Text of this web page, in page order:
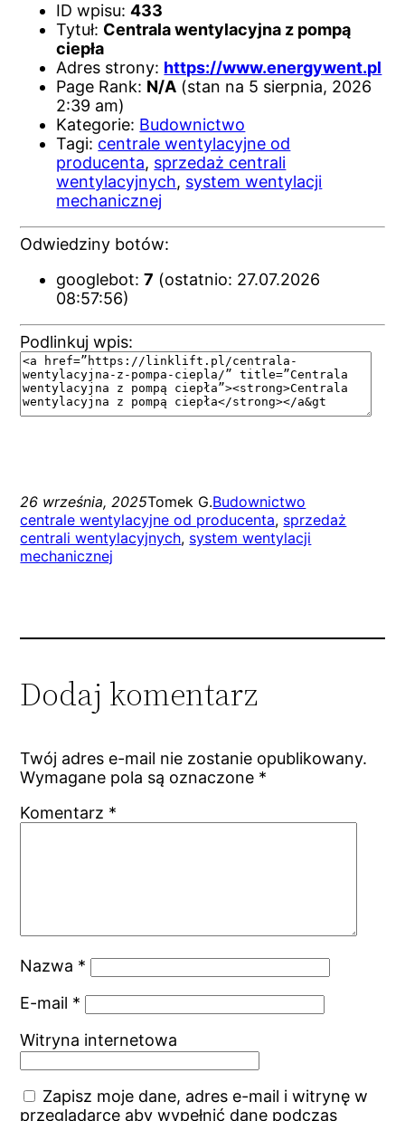
ID wpisu:433
Tytuł: Centrala wentylacyjna z pompą
ciepła
Adres strony: https://www.energywent.pl
Page Rank: N/A (stan na 5 sierpnia, 2026
2:39 am)
Kategorie: Budownictwo
Tagi: centrale wentylacyjne od
producenta, sprzedaż centrali
wentylacyjnych, system wentylacji
mechanicznej
Odwiedziny botów:
googlebot:7 (ostatnio: 27.07.2026
08:57:56)
Podlinkuj wpis:
26 września, 2025Tomek G.Budownictwo
centrale wentylacyjne od producenta, sprzedaż
centrali wentylacyjnych, system wentylacji
mechanicznej
Dodaj komentarz
Twój adres e-mail nie zostanie opublikowany.
Wymagane pola są oznaczone *
Komentarz *
Nazwa *
E-mail *
Witryna internetowa
Zapisz moje dane, adres e-mail i witrynę w
przeglądarce aby wypełnić dane podczas